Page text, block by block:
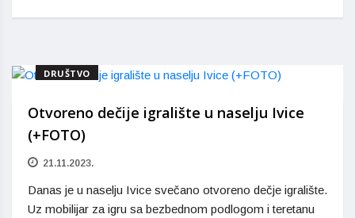
DRUŠTVO
Otvoreno dečije igralište u naselju Ivice
(+FOTO)
21.11.2023.
Danas je u naselju Ivice svečano otvoreno dečje igralište.
Uz mobilijar za igru sa bezbednom podlogom i teretanu